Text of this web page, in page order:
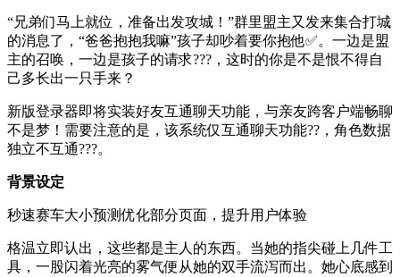
“兄弟们马上就位，准备出发攻城！”群里盟主又发来集合打城
的消息了，“爸爸抱抱我嘛”孩子却吵着要你抱他✅。一边是盟
主的召唤，一边是孩子的请求???，这时的你是不是恨不得自
己多长出一只手来？
新版登录器即将实装好友互通聊天功能，与亲友跨客户端畅聊
不是梦！需要注意的是，该系统仅互通聊天功能??，角色数据
独立不互通???。
背景设定
秒速赛车大小预测优化部分页面，提升用户体验
格温立即认出，这些都是主人的东西。当她的指尖碰上几件工
具，一股闪着光亮的雾气便从她的双手流泻而出。她心底感到